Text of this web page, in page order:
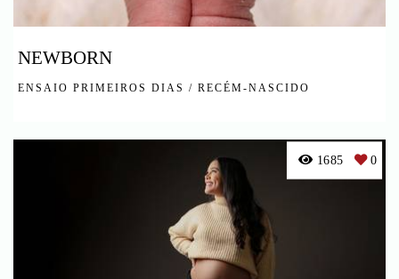
NEWBORN
ENSAIO PRIMEIROS DIAS / RECÉM-NASCIDO
1685 0